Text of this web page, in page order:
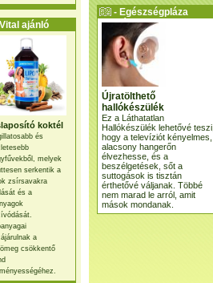
ajánló
koktél
és
melyek
serkentik a
zsírsavakra
és a
a
csökkentő
- Egészségpláza
ajánlatunk -
Újratölthető
hallókészülék
Ez a Láthatatlan
Hallókészülék lehetővé teszi,
hogy a televíziót kényelmes,
alacsony hangerőn
élvezhesse, és a
beszélgetések, sőt a
suttogások is tisztán
érthetővé váljanak. Többé
nem marad le arról, amit
mások mondanak.